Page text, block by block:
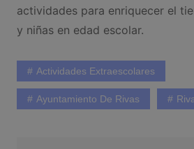
actividades para enriquecer el
y niñas en edad escolar.
Actividades Extraescolares
Ayuntamiento De Rivas